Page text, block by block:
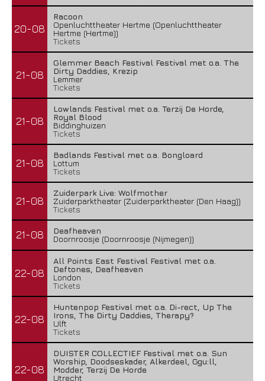
20-08
Racoon
Openluchttheater Hertme (Openluchttheater
Hertme (Hertme))
Tickets
21-08
Glemmer Beach Festival Festival met o.a. The
Dirty Daddies, Krezip
Lemmer
Tickets
21-08
Lowlands Festival met o.a. Terzij De Horde,
Royal Blood
Biddinghuizen
Tickets
21-08
Badlands Festival met o.a. Bongloard
Lottum
Tickets
21-08
Zuiderpark Live: Wolfmother
Zuiderparktheater (Zuiderparktheater (Den Haag))
Tickets
21-08
Deafheaven
Doornroosje (Doornroosje (Nijmegen))
22-08
All Points East Festival Festival met o.a.
Deftones, Deafheaven
London
Tickets
22-08
Huntenpop Festival met o.a. Di-rect, Up The
Irons, The Dirty Daddies, Therapy?
Ulft
Tickets
22-08
DUISTER COLLECTIEF Festival met o.a. Sun
Worship, Doodseskader, Alkerdeel, Ggu:ll,
Modder, Terzij De Horde
Utrecht